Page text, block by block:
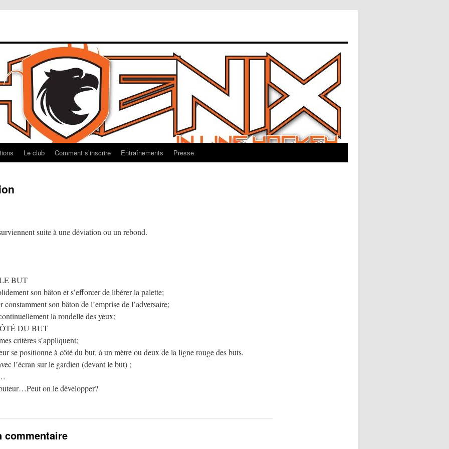
Le club Comment s’inscrire Entraînements Presse
suite à une déviation ou un rebond.
BUT
son bâton et s’efforcer de libérer la palette;
constamment son bâton de l’emprise de l’adversaire;
la rondelle des yeux;
DU BUT
critères s’appliquent;
se positionne à côté du but, à un mètre ou deux de la ligne rouge des buts.
l’écran sur le gardien (devant le but) ;
on le développer?
commentaire